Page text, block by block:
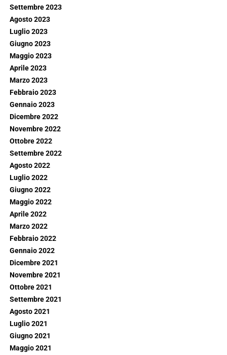
Settembre 2023
Agosto 2023
Luglio 2023
Giugno 2023
Maggio 2023
Aprile 2023
Marzo 2023
Febbraio 2023
Gennaio 2023
Dicembre 2022
Novembre 2022
Ottobre 2022
Settembre 2022
Agosto 2022
Luglio 2022
Giugno 2022
Maggio 2022
Aprile 2022
Marzo 2022
Febbraio 2022
Gennaio 2022
Dicembre 2021
Novembre 2021
Ottobre 2021
Settembre 2021
Agosto 2021
Luglio 2021
Giugno 2021
Maggio 2021